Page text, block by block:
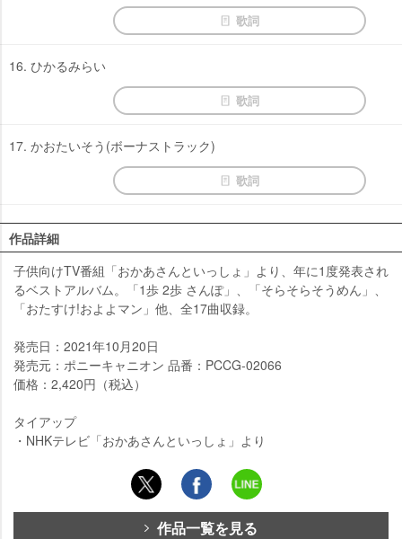
歌詞
16. ひかるみらい
歌詞
17. かおたいそう(ボーナストラック)
歌詞
作品詳細
子供向けTV番組「おかあさんといっしょ」より、年に1度発表され
るベストアルバム。「1歩 2歩 さんぽ」、「そらそらそうめん」、
「おたすけ!およよマン」他、全17曲収録。
発売日：2021年10月20日
発売元：ポニーキャニオン 品番：PCCG-02066
価格：2,420円（税込）
タイアップ
・NHKテレビ「おかあさんといっしょ」より
作品一覧を見る